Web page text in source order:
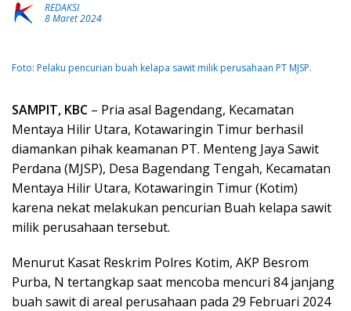
REDAKSI
8 Maret 2024
Foto: Pelaku pencurian buah kelapa sawit milik perusahaan PT MJSP.
SAMPIT, KBC – Pria asal Bagendang, Kecamatan
Mentaya Hilir Utara, Kotawaringin Timur berhasil
diamankan pihak keamanan PT. Menteng Jaya Sawit
Perdana (MJSP), Desa Bagendang Tengah, Kecamatan
Mentaya Hilir Utara, Kotawaringin Timur (Kotim)
karena nekat melakukan pencurian Buah kelapa sawit
milik perusahaan tersebut.
Menurut Kasat Reskrim Polres Kotim, AKP Besrom
Purba, N tertangkap saat mencoba mencuri 84 janjang
buah sawit di areal perusahaan pada 29 Februari 2024